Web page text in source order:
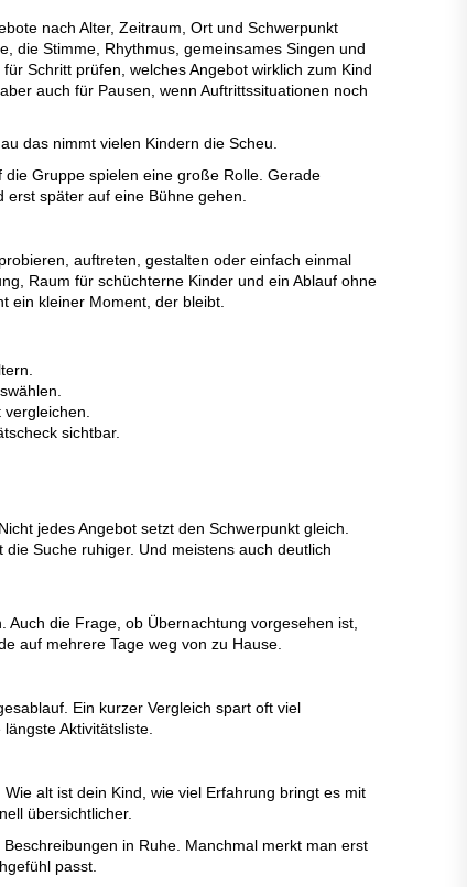
nach Alter, Zeitraum, Ort und Schwerpunkt
die Stimme, Rhythmus, gemeinsames Singen und
Schritt prüfen, welches Angebot wirklich zum Kind
auch für Pausen, wenn Auftrittssituationen noch
das nimmt vielen Kindern die Scheu.
Gruppe spielen eine große Rolle. Gerade
später auf eine Bühne gehen.
auftreten, gestalten oder einfach einmal
Raum für schüchterne Kinder und ein Ablauf ohne
ein kleiner Moment, der bleibt.
sichtbar.
jedes Angebot setzt den Schwerpunkt gleich.
Suche ruhiger. Und meistens auch deutlich
die Frage, ob Übernachtung vorgesehen ist,
auf mehrere Tage weg von zu Hause.
Ein kurzer Vergleich spart oft viel
Aktivitätsliste.
alt ist dein Kind, wie viel Erfahrung bringt es mit
übersichtlicher.
in Ruhe. Manchmal merkt man erst
passt.